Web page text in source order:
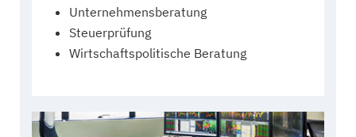
Unternehmensberatung
Steuerprüfung
Wirtschaftspolitische Beratung